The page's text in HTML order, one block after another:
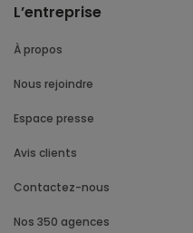
L’entreprise
À propos
Nous rejoindre
Espace presse
Avis clients
Contactez-nous
Nos 350 agences